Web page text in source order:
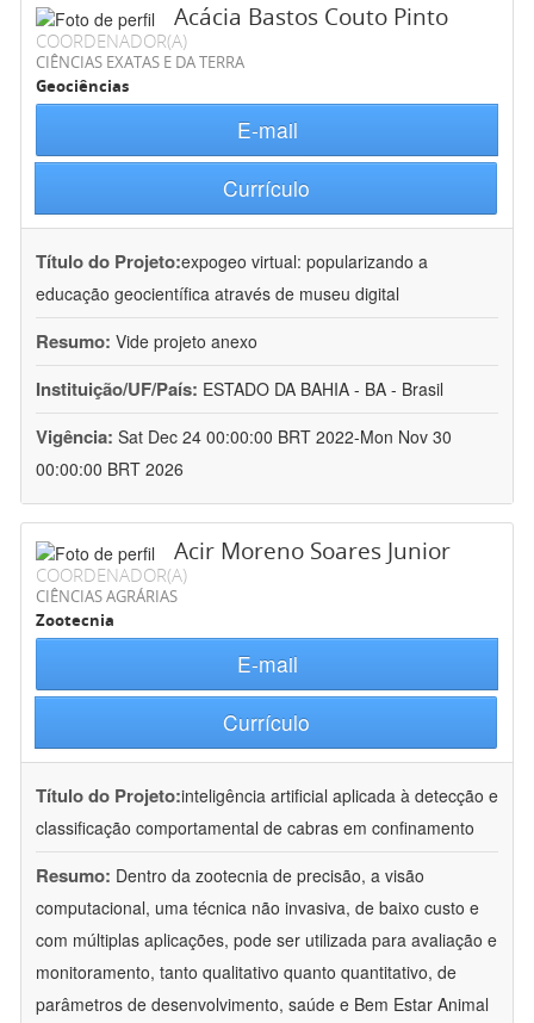
Acácia Bastos Couto Pinto
COORDENADOR(A)
CIÊNCIAS EXATAS E DA TERRA
Geociências
E-mail
Currículo
Título do Projeto:expogeo virtual: popularizando a
educação geocientífica através de museu digital
Resumo: Vide projeto anexo
Instituição/UF/País: ESTADO DA BAHIA - BA - Brasil
Vigência: Sat Dec 24 00:00:00 BRT 2022-Mon Nov 30
00:00:00 BRT 2026
Acir Moreno Soares Junior
COORDENADOR(A)
CIÊNCIAS AGRÁRIAS
Zootecnia
E-mail
Currículo
Título do Projeto:inteligência artificial aplicada à detecção e
classificação comportamental de cabras em confinamento
Resumo: Dentro da zootecnia de precisão, a visão
computacional, uma técnica não invasiva, de baixo custo e
com múltiplas aplicações, pode ser utilizada para avaliação e
monitoramento, tanto qualitativo quanto quantitativo, de
parâmetros de desenvolvimento, saúde e Bem Estar Animal